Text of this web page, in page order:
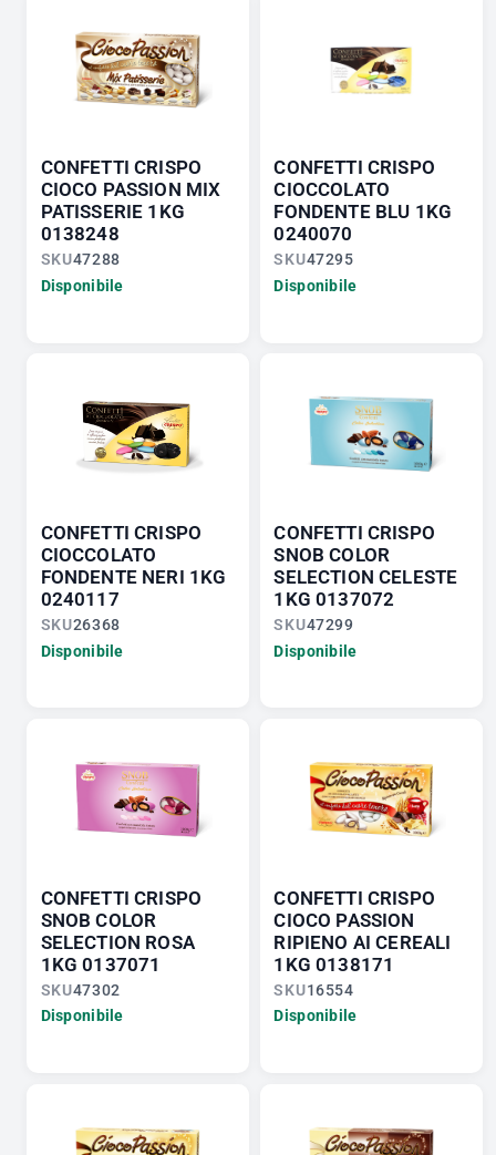
CONFETTI CRISPO
CIOCO PASSION MIX
PATISSERIE 1KG
0138248
SKU47288
Disponibile
CONFETTI CRISPO
CIOCCOLATO
FONDENTE BLU 1KG
0240070
SKU47295
Disponibile
CONFETTI CRISPO
CIOCCOLATO
FONDENTE NERI 1KG
0240117
SKU26368
Disponibile
CONFETTI CRISPO
SNOB COLOR
SELECTION CELESTE
1KG 0137072
SKU47299
Disponibile
CONFETTI CRISPO
SNOB COLOR
SELECTION ROSA
1KG 0137071
SKU47302
Disponibile
CONFETTI CRISPO
CIOCO PASSION
RIPIENO AI CEREALI
1KG 0138171
SKU16554
Disponibile